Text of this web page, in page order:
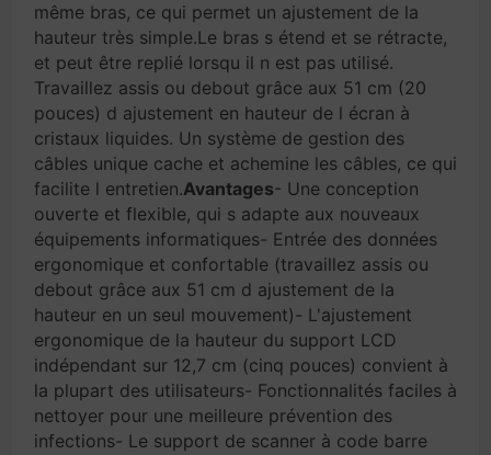
même bras, ce qui permet un ajustement de la
hauteur très simple.Le bras s étend et se rétracte,
et peut être replié lorsqu il n est pas utilisé.
Travaillez assis ou debout grâce aux 51 cm (20
pouces) d ajustement en hauteur de l écran à
cristaux liquides. Un système de gestion des
câbles unique cache et achemine les câbles, ce qui
facilite l entretien.Avantages- Une conception
ouverte et flexible, qui s adapte aux nouveaux
équipements informatiques- Entrée des données
ergonomique et confortable (travaillez assis ou
debout grâce aux 51 cm d ajustement de la
hauteur en un seul mouvement)- L'ajustement
ergonomique de la hauteur du support LCD
indépendant sur 12,7 cm (cinq pouces) convient à
la plupart des utilisateurs- Fonctionnalités faciles à
nettoyer pour une meilleure prévention des
infections- Le support de scanner à code barre